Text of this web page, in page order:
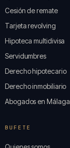
Cesión de remate
Tarjeta revolving
Hipoteca multidivisa
Servidumbres
Derecho hipotecario
Derecho inmobiliario
Abogados en Málaga
BUFETE